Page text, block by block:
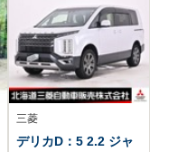
三菱
デリカD：5 2.2 ジャ